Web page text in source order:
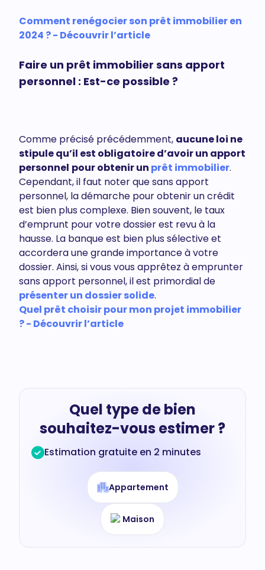
Comment renégocier son prêt immobilier en
2024 ? - Découvrir l’article
Faire un prêt immobilier sans apport
personnel : Est-ce possible ?
Comme précisé précédemment, aucune loi ne
stipule qu’il est obligatoire d’avoir un apport
personnel pour obtenir un prêt immobilier.
Cependant, il faut noter que sans apport
personnel, la démarche pour obtenir un crédit
est bien plus complexe. Bien souvent, le taux
d’emprunt pour votre dossier est revu à la
hausse. La banque est bien plus sélective et
accordera une grande importance à votre
dossier. Ainsi, si vous vous apprêtez à emprunter
sans apport personnel, il est primordial de
présenter un dossier solide.
Quel prêt choisir pour mon projet immobilier
? - Découvrir l’article
Quel type de bien
souhaitez-vous estimer ?
Estimation gratuite en 2 minutes
Appartement
Maison